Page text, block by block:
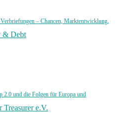
– Chancen, Marktentwicklung,
& Debt
2.0 und die Folgen für Europa und
Treasurer e.V.